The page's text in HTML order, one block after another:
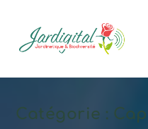
Catégorie :